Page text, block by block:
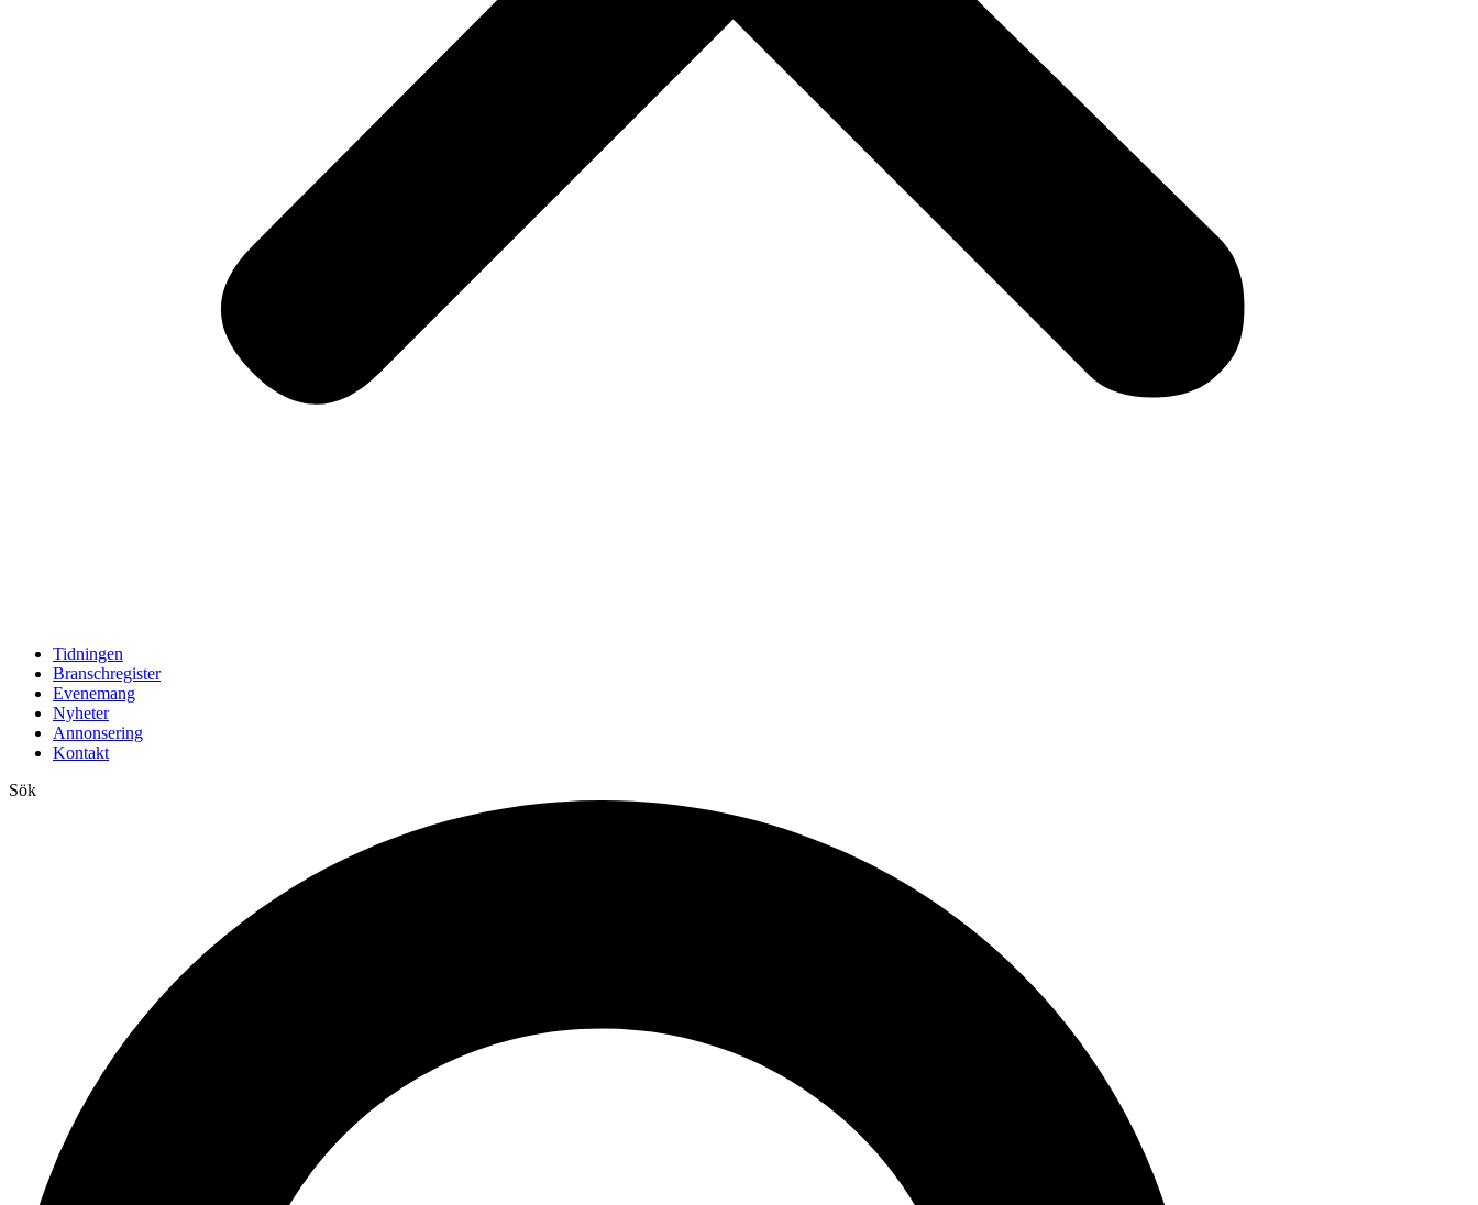
Tidningen
Branschregister
Evenemang
Nyheter
Annonsering
Kontakt
Sök